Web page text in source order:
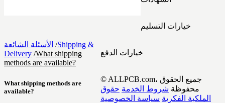
الأسئلة الشائعة /Shipping &
Delivery /What shipping
methods are available?
What shipping methods are
available?
خيارات التسليم
خيارات الدفع
© ALLPCB.com، جميع الحقوق
محفوظة شروط الخدمة حقوق
الملكية الفكرية سياسة الخصوصية